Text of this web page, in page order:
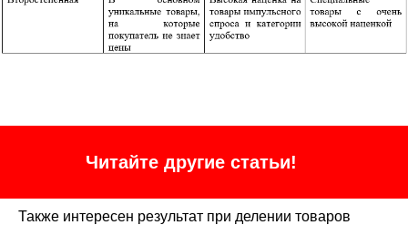
Читайте другие статьи!
Также интересен результат при делении товаров